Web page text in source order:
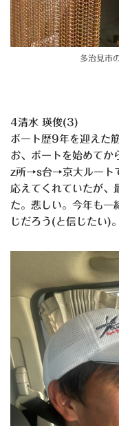
多治見市
4清水 瑛俊(3)
ボート歴9年を迎えた
お、ボートを始めてか
z所→s台→京大ルート
応えてくれていたが、
た。悲しい。今年も一
じだろう(と信じたい)。